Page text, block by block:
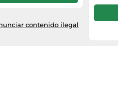
contenido ilegal